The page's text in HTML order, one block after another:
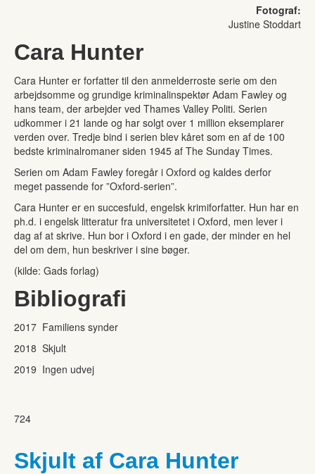
Fotograf:
Justine Stoddart
Cara Hunter
Cara Hunter er forfatter til den anmelderroste serie om den
arbejdsomme og grundige kriminalinspektør Adam Fawley og
hans team, der arbejder ved Thames Valley Politi. Serien
udkommer i 21 lande og har solgt over 1 million eksemplarer
verden over. Tredje bind i serien blev kåret som en af de 100
bedste kriminalromaner siden 1945 af The Sunday Times.
Serien om Adam Fawley foregår i Oxford og kaldes derfor
meget passende for ”Oxford-serien”.
Cara Hunter er en succesfuld, engelsk krimiforfatter. Hun har en
ph.d. i engelsk litteratur fra universitetet i Oxford, men lever i
dag af at skrive. Hun bor i Oxford i en gade, der minder en hel
del om dem, hun beskriver i sine bøger.
(kilde: Gads forlag)
Bibliografi
2017 Familiens synder
2018 Skjult
2019 Ingen udvej
724
Skjult af Cara Hunter